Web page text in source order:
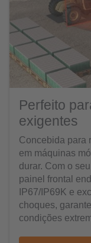
Perfeito
exigentes
Concebida para
em máquinas
durar. Com o
painel frontal
IP67/IP69K e
choques,
condições